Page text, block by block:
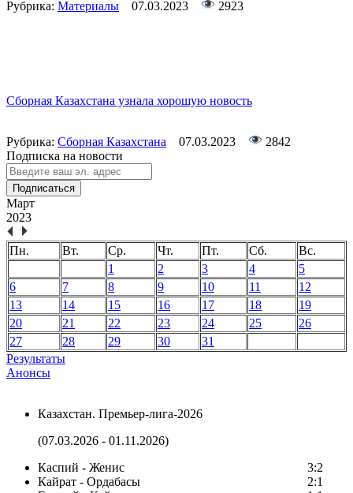
Рубрика: Материалы 07.03.2023 2923
Сборная Казахстана узнала хорошую новость
Рубрика: Сборная Казахстана 07.03.2023
2842
Подписка на новости
Подписаться
Март
2023
Пн. Вт. Ср. Чт. Пт. Сб.
Вс.
1
2 3 4
5
6
7 8 9 10 11
12
13
14 15 16 17 18
19
20
21 22 23 24 25
26
27
28 29 30
31
Результаты
Анонсы
Казахстан. Премьер-лига-2026
(07.03.2026 - 01.11.2026)
Каспий - Женис
3:2
Кайрат - Ордабасы
2:1